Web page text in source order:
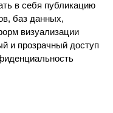
в себя публикацию
баз данных,
визуализации
и прозрачный доступ